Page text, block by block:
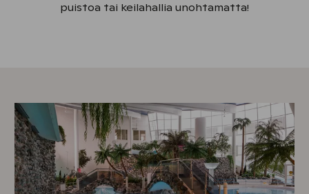
puistoa tai keilahallia unohtamatta!